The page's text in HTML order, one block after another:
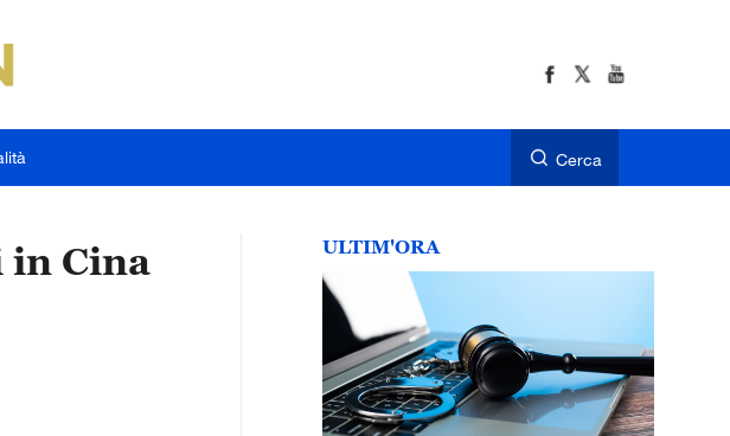
Cerca
Cina
ULTIM'ORA